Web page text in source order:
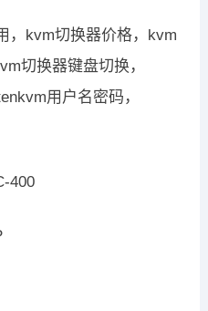
，kvm切换器价格，kvm
切换器键盘切换，
用户名密码，
400